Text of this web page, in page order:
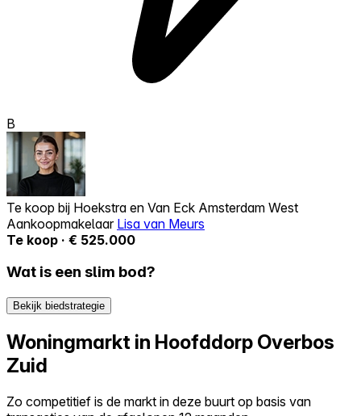
B
Te koop bij Hoekstra en Van Eck Amsterdam West
Aankoopmakelaar Lisa van Meurs
Te koop · € 525.000
Wat is een slim bod?
Bekijk biedstrategie
Woningmarkt in Hoofddorp Overbos
Zuid
Zo competitief is de markt in deze buurt op basis van